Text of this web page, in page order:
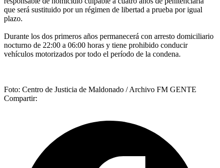
que será sustituido por un régimen de libertad a prueba por igual
plazo.
Durante los dos primeros años permanecerá con arresto domiciliario
nocturno de 22:00 a 06:00 horas y tiene prohibido conducir
vehículos motorizados por todo el período de la condena.
Foto: Centro de Justicia de Maldonado / Archivo FM GENTE
Compartir: